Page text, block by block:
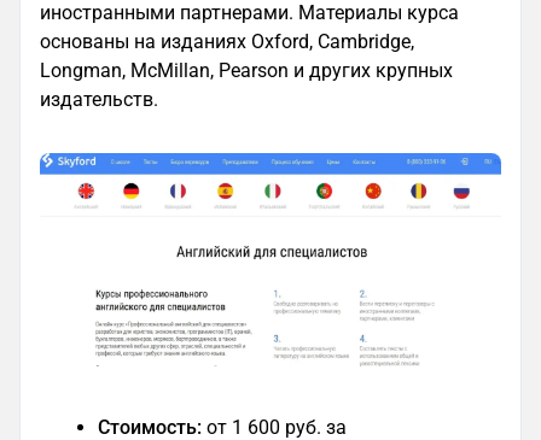
иностранными партнерами. Материалы курса
основаны на изданиях Oxford, Cambridge,
Longman, McMillan, Pearson и других крупных
издательств.
Стоимость: от 1 600 руб. за